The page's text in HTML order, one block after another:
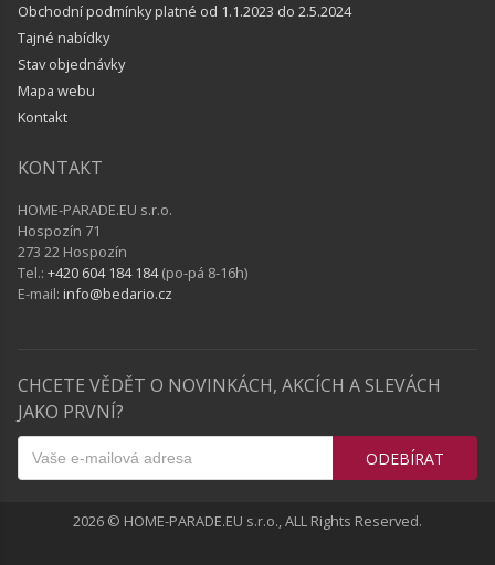
Obchodní podmínky platné od 1.1.2023 do 2.5.2024
Tajné nabídky
Stav objednávky
Mapa webu
Kontakt
KONTAKT
HOME-PARADE.EU s.r.o.
Hospozín 71
273 22 Hospozín
Tel.: +420 604 184 184(po-pá 8-16h)
E-mail: info@bedario.cz
CHCETE VĚDĚT O NOVINKÁCH, AKCÍCH A SLEVÁCH
JAKO PRVNÍ?
ODEBÍRAT
2026 © HOME-PARADE.EU s.r.o., ALL Rights Reserved.